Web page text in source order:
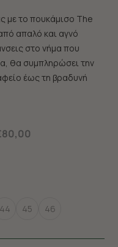
με το πουκάμισο The
απαλό και αγνό
στο νήμα που
θα συμπληρώσει την
έως τη βραδυνή
44 45 46